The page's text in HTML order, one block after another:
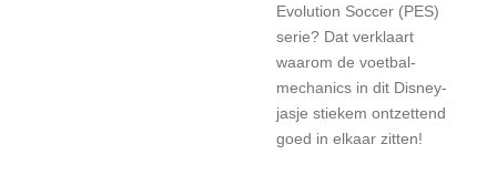
Evolution Soccer (PES)
serie? Dat verklaart
waarom de voetbal-
mechanics in dit Disney-
jasje stiekem ontzettend
goed in elkaar zitten!